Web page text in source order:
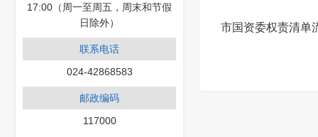
17:00（周一至周五，周末和节假
日除外）
联系电话
024-42868583
邮政编码
117000
市国资委权责清单